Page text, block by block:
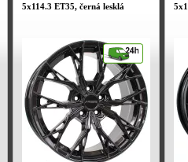
5x114.3 ET35, černá lesklá